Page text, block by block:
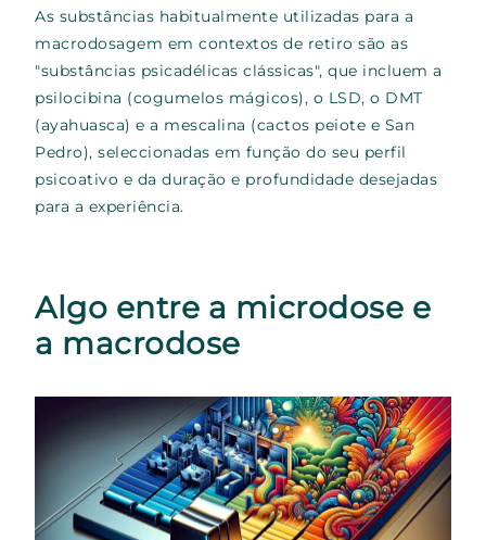
As substâncias habitualmente utilizadas para a
macrodosagem em contextos de retiro são as
"substâncias psicadélicas clássicas", que incluem a
psilocibina (cogumelos mágicos), o LSD, o DMT
(ayahuasca) e a mescalina (cactos peiote e San
Pedro), seleccionadas em função do seu perfil
psicoativo e da duração e profundidade desejadas
para a experiência.
Algo entre a microdose e
a macrodose